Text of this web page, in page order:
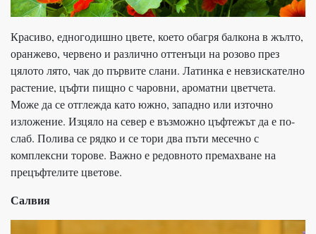
Красиво, едногодишно цвете, което обагря балкона в жълто,
оранжево, червено и различно оттенъци на розово през
цялото лято, чак до първите слани. Латинка е невзискателно
растение, цъфти пищно с чаровни, ароматни цветчета.
Може да се отглежда като южно, западно или източно
изложение. Изцяло на север е възможно цъфтежът да е по-
слаб. Полива се рядко и се тори два пъти месечно с
комплексни торове. Важно е редовното премахване на
прецъфтелите цветове.
Салвия